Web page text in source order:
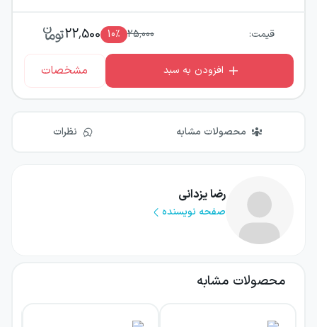
قیمت: 25,000
10٪ 22,500
افزودن به سبد مشخصات
محصولات مشابه نظرات
رضا یزدانی
صفحه نویسنده
محصولات مشابه